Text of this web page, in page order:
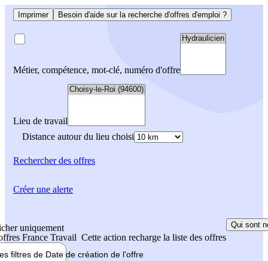
Imprimer Besoin d'aide sur la recherche d'offres d'emploi ?
Métier, compétence, mot-clé, numéro d'offre
Lieu de travail
Distance autour du lieu choisi
Rechercherdes offres
uniquement
France Travail Cette action recharge la liste des offres
Qui sont
filtres de Date de création de l'offre
Créer une alerte